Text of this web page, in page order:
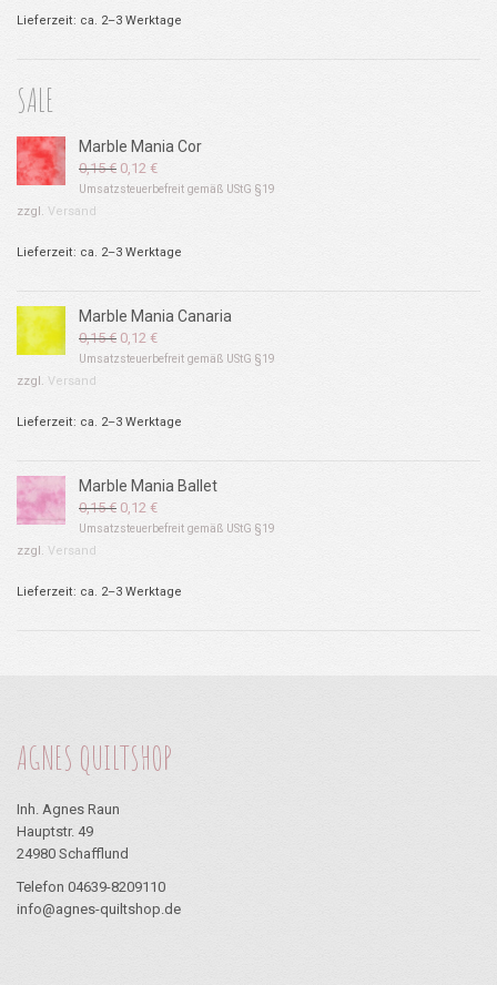
Lieferzeit: ca. 2–3 Werktage
SALE
Marble Mania Cor
0,15€ Ursprünglicher
Preis
0,12 €Aktueller
Preis
Umsatzsteuerbefreit gemäß UStG §19
zzgl. Versand
Lieferzeit: ca. 2–3 Werktage
Marble Mania Canaria
0,15€ Ursprünglicher
Preis
0,12 €Aktueller
Preis
Umsatzsteuerbefreit gemäß UStG §19
zzgl. Versand
Lieferzeit: ca. 2–3 Werktage
Marble Mania Ballet
0,15€ Ursprünglicher
Preis
0,12 €Aktueller
Preis
Umsatzsteuerbefreit gemäß UStG §19
zzgl. Versand
Lieferzeit: ca. 2–3 Werktage
AGNES QUILTSHOP
Inh. Agnes Raun
Hauptstr. 49
24980 Schafflund
Telefon 04639-8209110
info@agnes-quiltshop.de